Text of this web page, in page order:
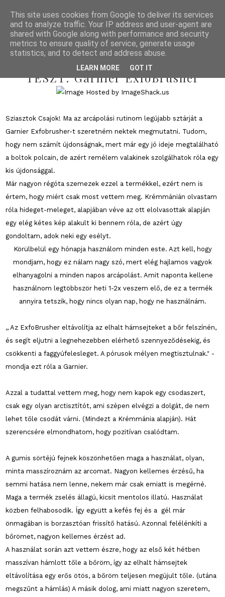
2013/01/29
TESZT: Garnier ExfoBrusher
Sziasztok Csajok! Ma az arcápolási rutinom legújabb sztárját a
Garnier Exfobrusher-t szeretném nektek megmutatni. Tudom,
hogy nem számít újdonságnak, mert már egy jó ideje megtalálható
a boltok polcain, de azért remélem valakinek szolgálhatok róla egy
kis újdonsággal.
Már nagyon régóta szemezek ezzel a termékkel, ezért nem is
értem, hogy miért csak most vettem meg. Krémmánián olvastam
róla hideget-meleget, alapjában véve az ott elolvasottak alapján
egy elég kétes kép alakult ki bennem róla, de azért úgy
gondoltam, adok neki egy esélyt.
Körülbelül egy hónapja használom minden este. Azt kell, hogy
mondjam, hogy ez nálam nagy szó, mert elég hajlamos vagyok
elhanyagolni a minden napos arcápolást. Amit naponta kellene
használnom legtöbbször heti 1-2x veszem elő, de ez a termék
annyira tetszik, hogy nincs olyan nap, hogy ne használnám.
,, Az ExfoBrusher eltávolítja az elhalt hámsejteket a bőr felszínén,
és segít eljutni a legnehezebben elérhető szennyeződésekig, és
csökkenti a faggyúfelesleget. A pórusok mélyen megtisztulnak." -
mondja ezt róla a Garnier.
Azzal a tudattal vettem meg, hogy nem kapok egy csodaszert,
csak egy olyan arctisztítót, ami szépen elvégzi a dolgát, de nem
lehet tőle csodát várni. (Mindezt a Krémmánia alapján). Hát
szerencsére elmondhatom, hogy pozitívan csalódtam.
A gumis sörtéjú fejnek köszönhetően maga a használat, olyan,
minta masszíroznám az arcomat. Nagyon kellemes érzésű, ha
semmi hatása nem lenne, nekem már csak emiatt is megérné.
Maga a termék zselés állagú, kicsit mentolos illatú. Használat
közben felhabosodik. Így együtt a kefés fej és a gél már
önmagában is borzasztóan frissítő hatású. Azonnal felélénkíti a
bőrömet, nagyon kellemes érzést ad.
A használat során azt vettem észre, hogy az első két hétben
masszívan hámlott tőle a bőröm, így az elhalt hámsejtek
eltávolítása egy erős ötös, a bőröm teljesen megújult tőle. (utána
megszűnt a hámlás) A másik dolog, ami miatt nagyon szeretem,
This site uses cookies from Google to deliver its services
and to analyze traffic. Your IP address and user-agent are
shared with Google along with performance and security
metrics to ensure quality of service, generate usage
statistics, and to detect and address abuse.
LEARN MORE GOT IT